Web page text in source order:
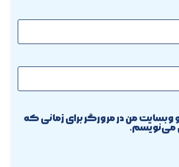
و وبسایت من در مرورگر برای زمانی که
می‌نویسم.